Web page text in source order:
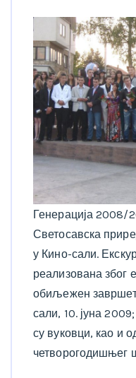
Генерација 2008/
Светосавска
у Кино-сали.
реализована због
обиљежен
сали, 10. јуна
су вуковци, као и
четворогодишњег